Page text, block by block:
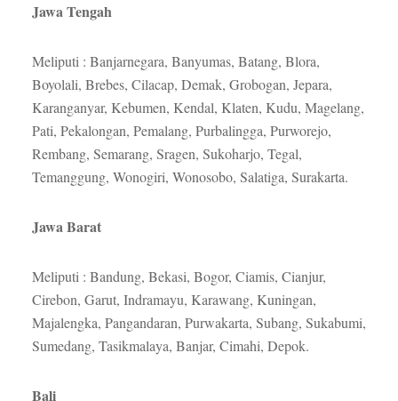
JawaTengah
Meliputi : Banjarnegara, Banyumas, Batang, Blora,
Boyolali, Brebes, Cilacap, Demak, Grobogan, Jepara,
Karanganyar, Kebumen, Kendal, Klaten, Kudu, Magelang,
Pati, Pekalongan, Pemalang, Purbalingga, Purworejo,
Rembang, Semarang, Sragen, Sukoharjo, Tegal,
Temanggung, Wonogiri, Wonosobo, Salatiga, Surakarta.
Jawa Barat
Meliputi : Bandung, Bekasi, Bogor, Ciamis, Cianjur,
Cirebon, Garut, Indramayu, Karawang, Kuningan,
Majalengka, Pangandaran, Purwakarta, Subang, Sukabumi,
Sumedang, Tasikmalaya, Banjar, Cimahi, Depok.
Bali